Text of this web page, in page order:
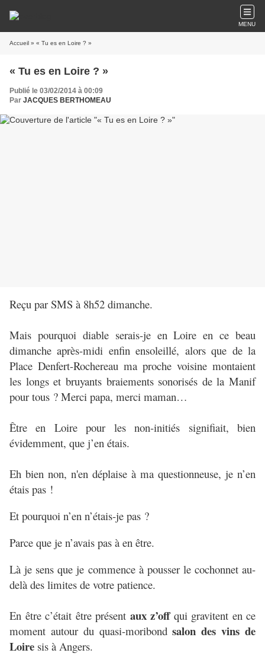
MENU
Accueil » « Tu es en Loire ? »
« Tu es en Loire ? »
Publié le 03/02/2014 à 00:09
Par JACQUES BERTHOMEAU
Reçu par SMS à 8h52 dimanche.
Mais pourquoi diable serais-je en Loire en ce beau
dimanche après-midi enfin ensoleillé, alors que de la
Place Denfert-Rochereau ma proche voisine montaient
les longs et bruyants braiements sonorisés de la Manif
pour tous ? Merci papa, merci maman…
Être en Loire pour les non-initiés signifiait, bien
évidemment, que j’en étais.
Eh bien non, n'en déplaise à ma questionneuse, je n’en
étais pas !
Et pourquoi n’en n’étais-je pas ?
Parce que je n’avais pas à en être.
Là je sens que je commence à pousser le cochonnet au-
delà des limites de votre patience.
En être c’était être présent aux z’offqui gravitent en ce
moment autour du quasi-moribondsalon des vins de
Loire sis à Angers.